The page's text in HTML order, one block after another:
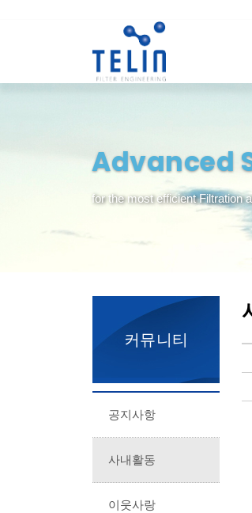
Advanced
for the most efficient Filtration
커뮤니티
공지사항
사내활동
이웃사랑